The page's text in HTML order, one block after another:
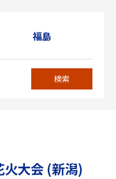
福島
検索
大会 (新潟)